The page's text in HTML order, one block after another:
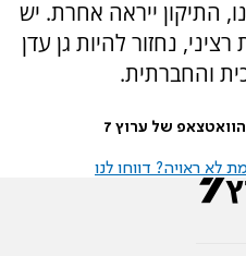
התיקון ייראה אחרת. יש
רציני, נחזור להיות גן עדן
והחברתית.
של ערוץ 7
לא ראויה? דווחו לנו